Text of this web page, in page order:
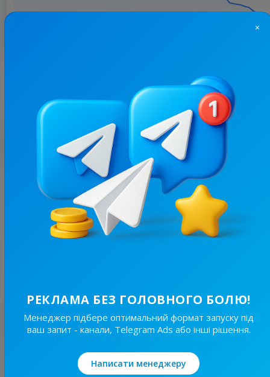
Більше статистики
З цим каналом часто купують
29.1K/
3.8K
Гороскоп на кожен день | Таро 🌘
Жіночі, Гороскопи
Ціна реклами
Найкращі за темою
/
Жінками для Жінок💙💛
×
РЕКЛАМА БЕЗ ГОЛОВНОГО БОЛЮ!
Менеджер підбере оптимальний формат запуску під
ваш запит - канали, Telegram Ads або інші рішення.
Написати менеджеру